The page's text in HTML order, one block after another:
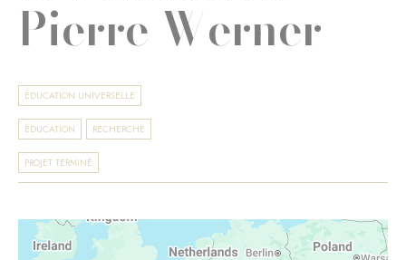
Pierre Werner
ÉDUCATION UNIVERSELLE
ÉDUCATION RECHERCHE
PROJET TERMINÉ